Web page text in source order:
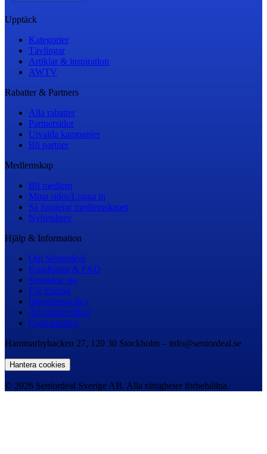
Upptäck
Kategorier
Tävlingar
Artiklar & inspiration
AWTV
Rabatter & Partners
Alla rabatter
Partnersidor
Utvalda kampanjer
Bli partner
Medlemskap
Bli medlem
Mina sidor/Logga in
Så fungerar medlemskapet
Nyhetsbrev
Hjälp & Information
Om Seniordeal
Kundtjänst & FAQ
Kontakta oss
För företag
Integritetspolicy
Användarvillkor
Cookiepolicy
Hammarbybacken 27, 120 30 Stockholm – info@seniordeal.se
Hantera cookies
© 2026 Seniordeal Sverige AB. Alla rättigheter förbehållna.